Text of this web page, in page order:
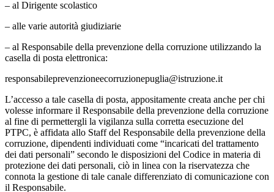
– al Dirigente scolastico
– alle varie autorità giudiziarie
– al Responsabile della prevenzione della corruzione utilizzando la
casella di posta elettronica:
responsabileprevenzioneecorruzionepuglia@istruzione.it
L’accesso a tale casella di posta, appositamente creata anche per chi
volesse informare il Responsabile della prevenzione della corruzione
al fine di permettergli la vigilanza sulla corretta esecuzione del
PTPC, è affidata allo Staff del Responsabile della prevenzione della
corruzione, dipendenti individuati come “incaricati del trattamento
dei dati personali” secondo le disposizioni del Codice in materia di
protezione dei dati personali, ciò in linea con la riservatezza che
connota la gestione di tale canale differenziato di comunicazione con
il Responsabile.